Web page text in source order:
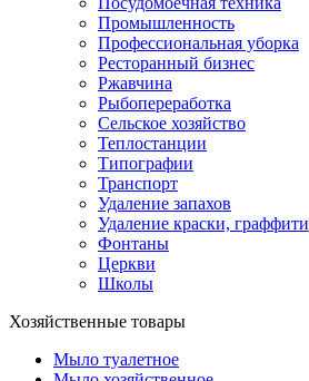
Промышленность
Профессиональная уборка
Ресторанный бизнес
Ржавчина
Рыбопереработка
Сельское хозяйство
Теплостанции
Типографии
Транспорт
Удаление запахов
Удаление краски, граффити
Фонтаны
Церкви
Школы
Хозяйственные товары
Мыло туалетное